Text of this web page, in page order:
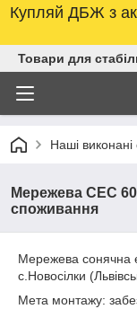
Купляй ДБЖ з
Товари для
Наші виконані
Мережева СЕС 60
споживання
Мережева сонячна
с.Новосілки
Мета монтажу: